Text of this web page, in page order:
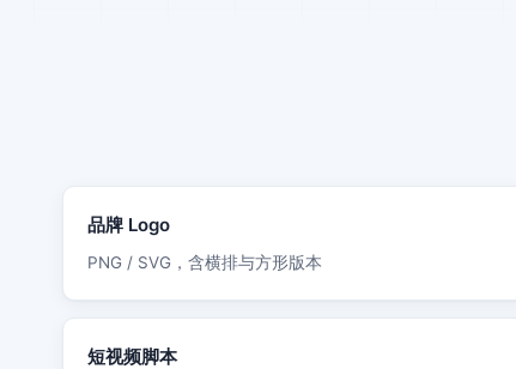
品牌 Logo
PNG / SVG，含横排与方形版本
短视频脚本